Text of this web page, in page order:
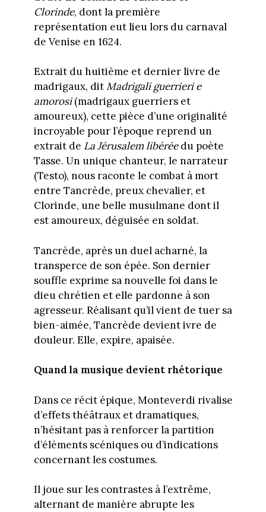
Clorinde, dont la première
représentation eut lieu lors du carnaval
de Venise en 1624.
Extrait du huitième et dernier livre de
madrigaux, ditMadrigali guerrieri e
amorosi(madrigaux guerriers et
amoureux), cette pièce d’une originalité
incroyable pour l’époque reprend un
extrait de La Jérusalem libéréedu poète
Tasse. Un unique chanteur, le narrateur
(Testo), nous raconte le combat à mort
entre Tancrède, preux chevalier, et
Clorinde, une belle musulmane dont il
est amoureux, déguisée en soldat.
Tancrède, après un duel acharné, la
transperce de son épée. Son dernier
souffle exprime sa nouvelle foi dans le
dieu chrétien et elle pardonne à son
agresseur. Réalisant qu’il vient de tuer sa
bien-aimée, Tancrède devient ivre de
douleur. Elle, expire, apaisée.
Quand la musique devient rhétorique
Dans ce récit épique, Monteverdi rivalise
d’effets théâtraux et dramatiques,
n’hésitant pas à renforcer la partition
d’éléments scéniques ou d’indications
concernant les costumes.
Il joue sur les contrastes à l’extrême,
alternant de manière abrupte les